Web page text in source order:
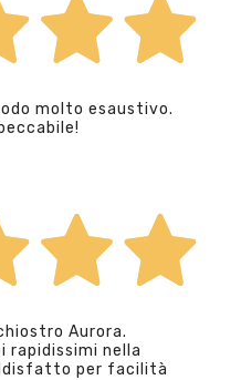
molto esaustivo.
Aurora.
rapidissimi nella
per facilità